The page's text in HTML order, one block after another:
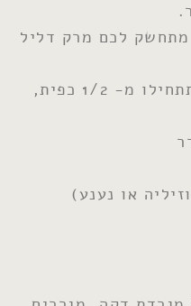
מתחשק לכם מרק דליל
1/2 כפית משחת ווסאבי (תתחילו מ- 1/2 כפית,
או נענע)